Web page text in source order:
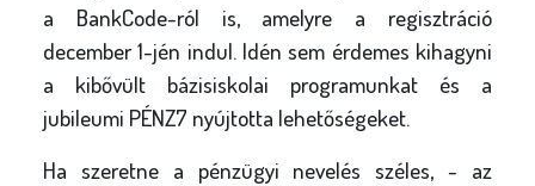
a BankCode-ról is, amelyre a regisztráció
december 1-jén indul. Idén sem érdemes kihagyni
a kibővült bázisiskolai programunkat és a
jubileumi PÉNZ7 nyújtotta lehetőségeket.
Ha szeretne a pénzügyi nevelés széles, - az